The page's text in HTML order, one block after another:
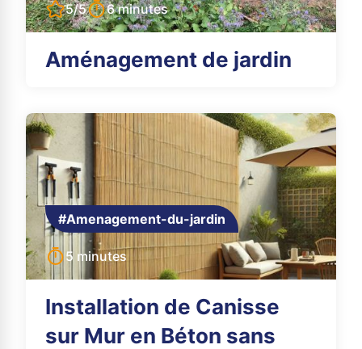
5/5 6 minutes
Aménagement de jardin
#Amenagement-du-jardin
5 minutes
Installation de Canisse
sur Mur en Béton sans